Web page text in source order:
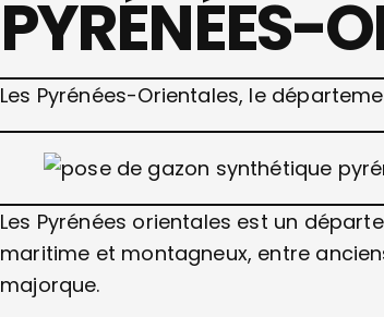
PYRÉNÉES-
Les Pyrénées-Orientales, le
Les Pyrénées orientales est un
maritime et montagneux, entre
majorque.